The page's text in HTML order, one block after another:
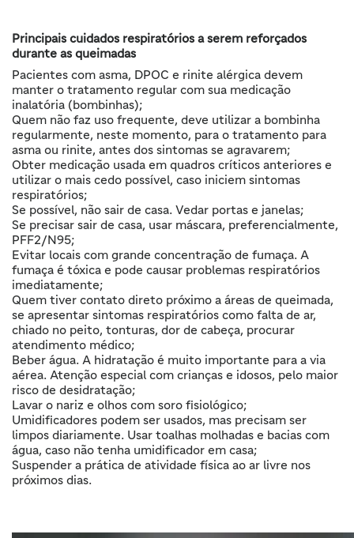
Principais cuidados respiratórios a serem reforçados
durante as queimadas
Pacientes com asma, DPOC e rinite alérgica devem
manter o tratamento regular com sua medicação
inalatória (bombinhas);
Quem não faz uso frequente, deve utilizar a bombinha
regularmente, neste momento, para o tratamento para
asma ou rinite, antes dos sintomas se agravarem;
Obter medicação usada em quadros críticos anteriores e
utilizar o mais cedo possível, caso iniciem sintomas
respiratórios;
Se possível, não sair de casa. Vedar portas e janelas;
Se precisar sair de casa, usar máscara, preferencialmente,
PFF2/N95;
Evitar locais com grande concentração de fumaça. A
fumaça é tóxica e pode causar problemas respiratórios
imediatamente;
Quem tiver contato direto próximo a áreas de queimada,
se apresentar sintomas respiratórios como falta de ar,
chiado no peito, tonturas, dor de cabeça, procurar
atendimento médico;
Beber água. A hidratação é muito importante para a via
aérea. Atenção especial com crianças e idosos, pelo maior
risco de desidratação;
Lavar o nariz e olhos com soro fisiológico;
Umidificadores podem ser usados, mas precisam ser
limpos diariamente. Usar toalhas molhadas e bacias com
água, caso não tenha umidificador em casa;
Suspender a prática de atividade física ao ar livre nos
próximos dias.